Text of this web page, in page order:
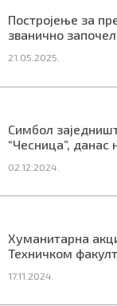
Постројење за
званично
21.05.2025.
Симбол
“Чесница”,
02.12.2024.
Хуманитарна
Техничком
17.11.2024.